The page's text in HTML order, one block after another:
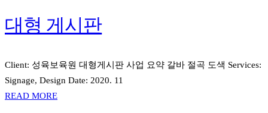
대형 게시판
Client: 성육보육원 대형게시판 사업 요약 갈바 절곡 도색 Services:
Signage, Design Date: 2020. 11
READ MORE